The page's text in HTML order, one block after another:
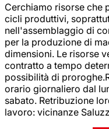
Cerchiamo risorse che
cicli produttivi,
nell'assemblaggio di
per la produzione di
dimensioni. Le risorse
contratto a tempo
possibilità di
orario giornaliero dal
sabato. Retribuzione
lavoro: vicinanze